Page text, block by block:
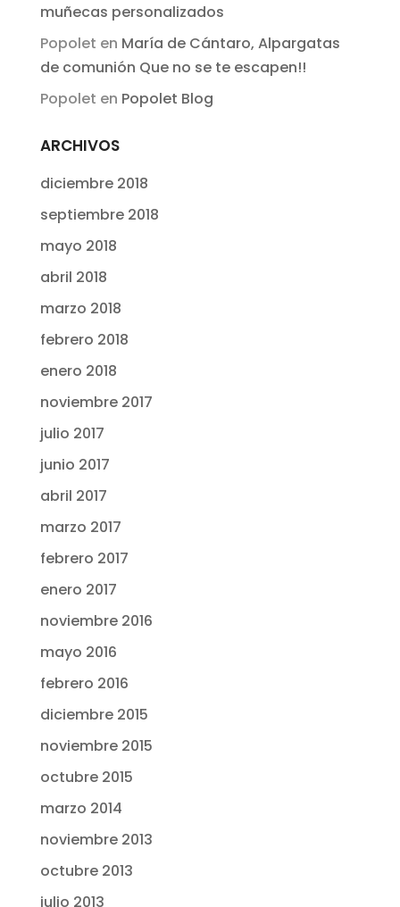
muñecas personalizados
Popolet en María de Cántaro, Alpargatas
de comunión Que no se te escapen!!
Popolet en Popolet Blog
ARCHIVOS
diciembre 2018
septiembre 2018
mayo 2018
abril 2018
marzo 2018
febrero 2018
enero 2018
noviembre 2017
julio 2017
junio 2017
abril 2017
marzo 2017
febrero 2017
enero 2017
noviembre 2016
mayo 2016
febrero 2016
diciembre 2015
noviembre 2015
octubre 2015
marzo 2014
noviembre 2013
octubre 2013
julio 2013